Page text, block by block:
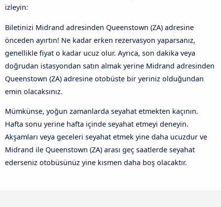
izleyin:
Biletinizi Midrand adresinden Queenstown (ZA) adresine
önceden ayırtın! Ne kadar erken rezervasyon yaparsanız,
genellikle fiyat o kadar ucuz olur. Ayrıca, son dakika veya
doğrudan istasyondan satın almak yerine Midrand adresinden
Queenstown (ZA) adresine otobüste bir yeriniz olduğundan
emin olacaksınız.
Mümkünse, yoğun zamanlarda seyahat etmekten kaçının.
Hafta sonu yerine hafta içinde seyahat etmeyi deneyin.
Akşamları veya geceleri seyahat etmek yine daha ucuzdur ve
Midrand ile Queenstown (ZA) arası geç saatlerde seyahat
ederseniz otobüsünüz yine kısmen daha boş olacaktır.